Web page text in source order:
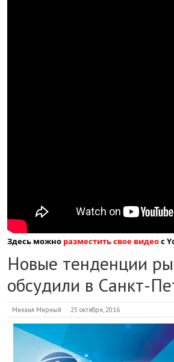
Здесь можно разместить свое видеос
Новые тенденции
обсудили в Санкт-
Михаил Мирный 25 октября, 2016